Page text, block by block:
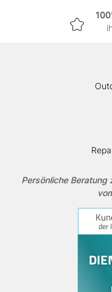
Persönliche Beratung